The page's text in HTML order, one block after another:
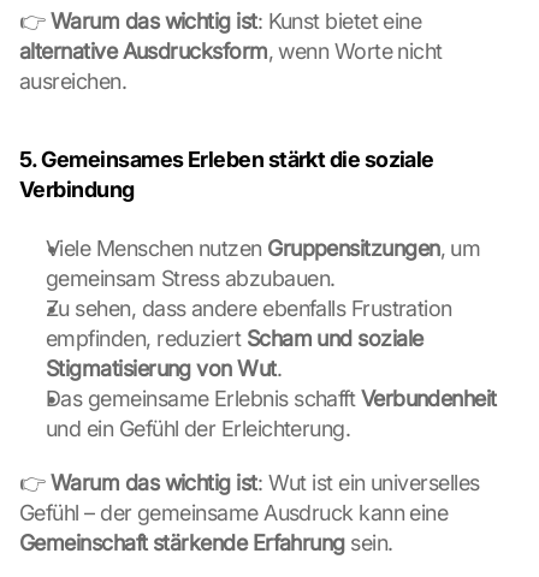
👉 Warum das wichtig ist
: Kunst bietet eine
alternative Ausdrucksform, wenn Worte nicht
ausreichen.
5. Gemeinsames Erleben stärkt die soziale
Verbindung
Viele Menschen nutzen Gruppensitzungen, um
gemeinsam Stress abzubauen.
Zu sehen, dass andere ebenfalls Frustration
empfinden, reduziert Scham und soziale
Stigmatisierung von Wut.
Das gemeinsame Erlebnis schafft Verbundenheit
und ein Gefühl der Erleichterung.
👉 Warum das wichtig ist: Wut ist ein universelles
Gefühl – der gemeinsame Ausdruck kann eine
Gemeinschaft stärkende Erfahrung sein.
g
o
n
i
p
o
t
e
t
i
o
n
c
r
e
e